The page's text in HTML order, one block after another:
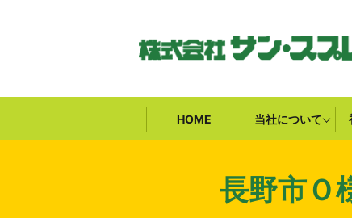
HOME 当社について
長野市Ｏ